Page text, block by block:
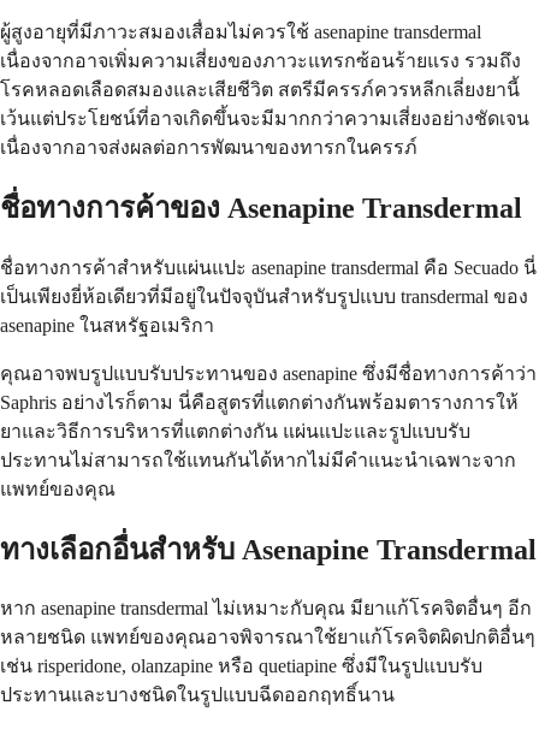
ผู้สูงอายุที่มีภาวะสมองเสื่อมไม่ควรใช้ asenapine transdermal
เนื่องจากอาจเพิ่มความเสี่ยงของภาวะแทรกซ้อนร้ายแรง รวมถึง
โรคหลอดเลือดสมองและเสียชีวิต สตรีมีครรภ์ควรหลีกเลี่ยงยานี้
เว้นแต่ประโยชน์ที่อาจเกิดขึ้นจะมีมากกว่าความเสี่ยงอย่างชัดเจน
เนื่องจากอาจส่งผลต่อการพัฒนาของทารกในครรภ์
ชื่อทางการค้าของ Asenapine Transdermal
ชื่อทางการค้าสำหรับแผ่นแปะ asenapine transdermal คือ Secuado นี่
เป็นเพียงยี่ห้อเดียวที่มีอยู่ในปัจจุบันสำหรับรูปแบบ transdermal ของ
asenapine ในสหรัฐอเมริกา
คุณอาจพบรูปแบบรับประทานของ asenapine ซึ่งมีชื่อทางการค้าว่า
Saphris อย่างไรก็ตาม นี่คือสูตรที่แตกต่างกันพร้อมตารางการให้
ยาและวิธีการบริหารที่แตกต่างกัน แผ่นแปะและรูปแบบรับ
ประทานไม่สามารถใช้แทนกันได้หากไม่มีคำแนะนำเฉพาะจาก
แพทย์ของคุณ
ทางเลือกอื่นสำหรับ Asenapine Transdermal
หาก asenapine transdermal ไม่เหมาะกับคุณ มียาแก้โรคจิตอื่นๆ อีก
หลายชนิด แพทย์ของคุณอาจพิจารณาใช้ยาแก้โรคจิตผิดปกติอื่นๆ
เช่น risperidone, olanzapine หรือ quetiapine ซึ่งมีในรูปแบบรับ
ประทานและบางชนิดในรูปแบบฉีดออกฤทธิ์นาน